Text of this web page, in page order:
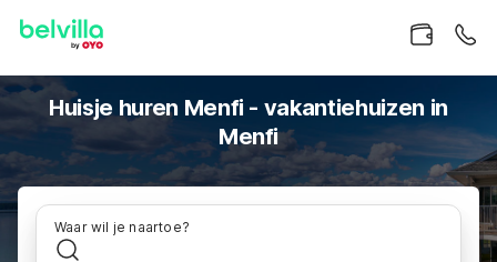
Huisje huren Menfi - vakantiehuizen in
Menfi
Waar wil je naartoe?